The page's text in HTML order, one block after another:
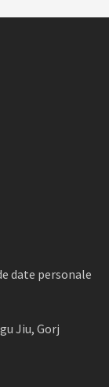
date personale
Jiu, Gorj